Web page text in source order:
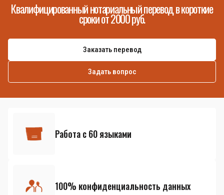
Квалифицированный нотариальный перевод в короткие
сроки от 2000 руб.
Заказать перевод
Задать вопрос
Работа с 60 языками
100% конфиденциальность данных